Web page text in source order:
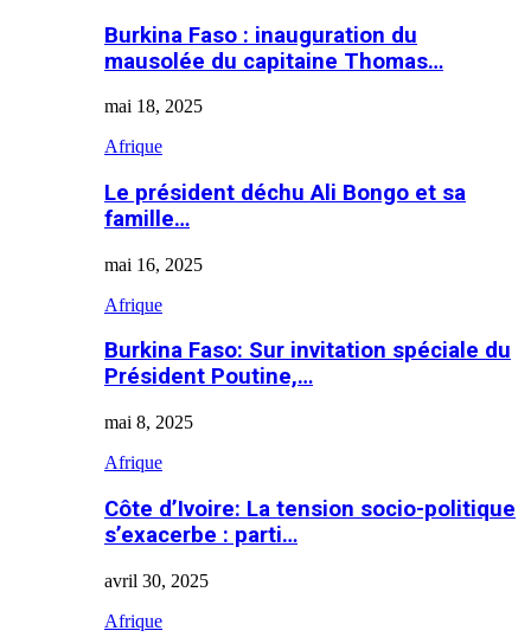
Burkina Faso : inauguration du
mausolée du capitaine Thomas…
mai 18, 2025
Afrique
Le président déchu Ali Bongo et sa
famille…
mai 16, 2025
Afrique
Burkina Faso: Sur invitation spéciale du
Président Poutine,…
mai 8, 2025
Afrique
Côte d’Ivoire: La tension socio-politique
s’exacerbe : parti…
avril 30, 2025
Afrique